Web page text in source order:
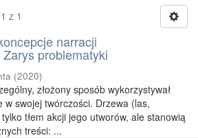
z 1
narracji
problematyki
(2020)
złożony sposób wykorzystywał
w swojej twórczości. Drzewa (las,
tłem akcji jego utworów, ale stanowią
treści: ...